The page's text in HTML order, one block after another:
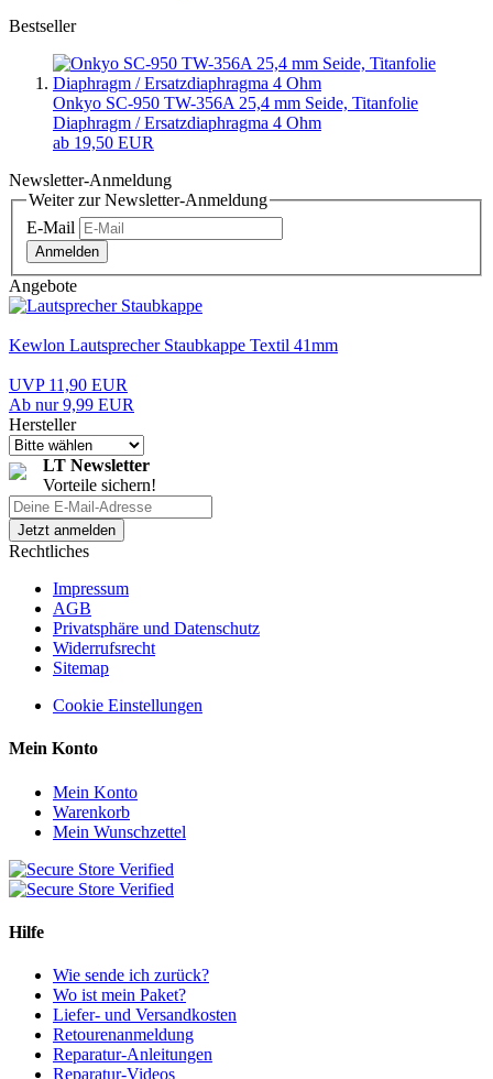
Bestseller
Onkyo SC-950 TW-356A 25,4 mm Seide, Titanfolie
Diaphragm / Ersatzdiaphragma 4 Ohm
ab 19,50 EUR
Newsletter-Anmeldung
Weiter zur Newsletter-Anmeldung
E-Mail
Anmelden
Angebote
Kewlon Lautsprecher Staubkappe Textil 41mm
UVP 11,90 EUR
Ab nur 9,99 EUR
Hersteller
LT Newsletter
Vorteile sichern!
Rechtliches
Impressum
AGB
Privatsphäre und Datenschutz
Widerrufsrecht
Sitemap
Cookie Einstellungen
Mein Konto
Mein Konto
Warenkorb
Mein Wunschzettel
Hilfe
Wie sende ich zurück?
Wo ist mein Paket?
Liefer- und Versandkosten
Retourenanmeldung
Reparatur-Anleitungen
Reparatur-Videos